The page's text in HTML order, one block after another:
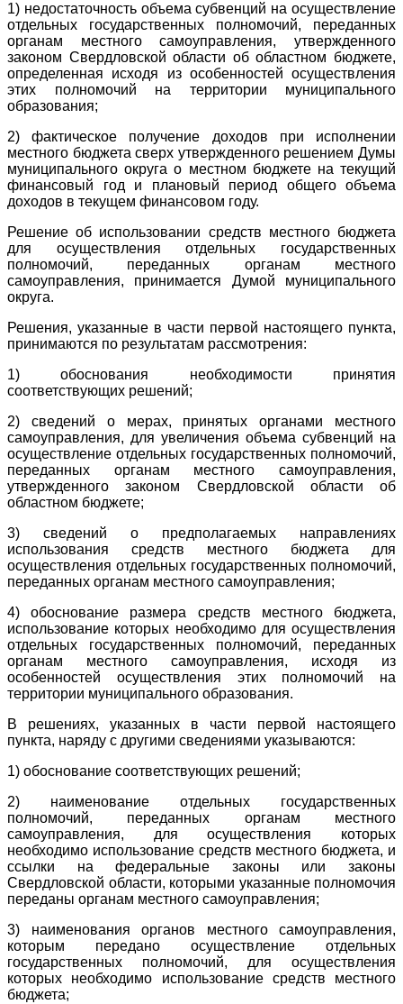
1) недостаточность объема субвенций на осуществление
отдельных государственных полномочий, переданных
органам местного самоуправления, утвержденного
законом Свердловской области об областном бюджете,
определенная исходя из особенностей осуществления
этих полномочий на территории муниципального
образования;
2) фактическое получение доходов при исполнении
местного бюджета сверх утвержденного решением Думы
муниципального округа о местном бюджете на текущий
финансовый год и плановый период общего объема
доходов в текущем финансовом году.
Решение об использовании средств местного бюджета
для осуществления отдельных государственных
полномочий, переданных органам местного
самоуправления, принимается Думой муниципального
округа.
Решения, указанные в части первой настоящего пункта,
принимаются по результатам рассмотрения:
1) обоснования необходимости принятия
соответствующих решений;
2) сведений о мерах, принятых органами местного
самоуправления, для увеличения объема субвенций на
осуществление отдельных государственных полномочий,
переданных органам местного самоуправления,
утвержденного законом Свердловской области об
областном бюджете;
3) сведений о предполагаемых направлениях
использования средств местного бюджета для
осуществления отдельных государственных полномочий,
переданных органам местного самоуправления;
4) обоснование размера средств местного бюджета,
использование которых необходимо для осуществления
отдельных государственных полномочий, переданных
органам местного самоуправления, исходя из
особенностей осуществления этих полномочий на
территории муниципального образования.
В решениях, указанных в части первой настоящего
пункта, наряду с другими сведениями указываются:
1) обоснование соответствующих решений;
2) наименование отдельных государственных
полномочий, переданных органам местного
самоуправления, для осуществления которых
необходимо использование средств местного бюджета, и
ссылки на федеральные законы или законы
Свердловской области, которыми указанные полномочия
переданы органам местного самоуправления;
3) наименования органов местного самоуправления,
которым передано осуществление отдельных
государственных полномочий, для осуществления
которых необходимо использование средств местного
бюджета;